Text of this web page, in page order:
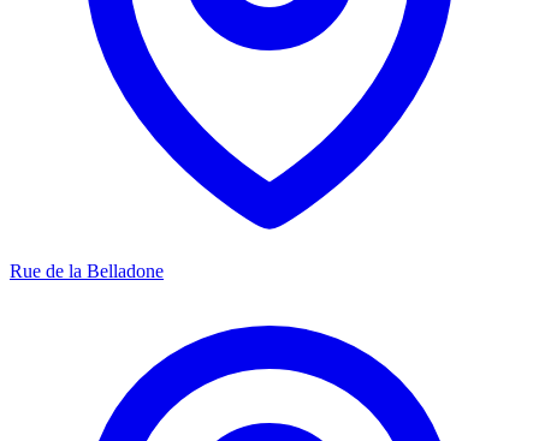
Rue de la Belladone